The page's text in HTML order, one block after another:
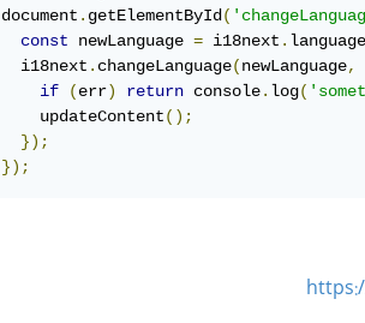
document . getElementById (
const newLanguage = i18next . language
  i18next
. changeLanguage(newLanguage,
if
(err) return console. log(
    updateContent
();
});
});